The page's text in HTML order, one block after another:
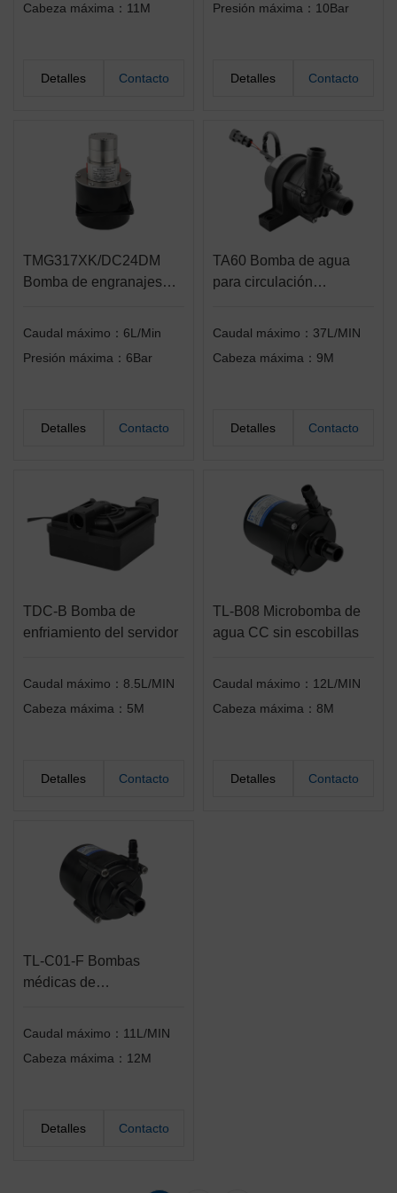
Cabeza máxima：11M
Detalles Contacto
Presión máxima：10Bar
Detalles Contacto
TMG317XK/DC24DM
Bomba de engranajes
magnético micro
Caudal máximo：6L/Min
Presión máxima：6Bar
Detalles Contacto
TA60 Bomba de agua
para circulación
Caudal máximo：37L/MIN
Cabeza máxima：9M
Detalles Contacto
TDC-B Bomba de
enfriamiento del servidor
Caudal máximo：8.5L/MIN
Cabeza máxima：5M
Detalles Contacto
TL-B08 Microbomba de
agua CC sin escobillas
Caudal máximo：12L/MIN
Cabeza máxima：8M
Detalles Contacto
TL-C01-F Bombas
médicas de
Caudal máximo：11L/MIN
Cabeza máxima：12M
Detalles Contacto